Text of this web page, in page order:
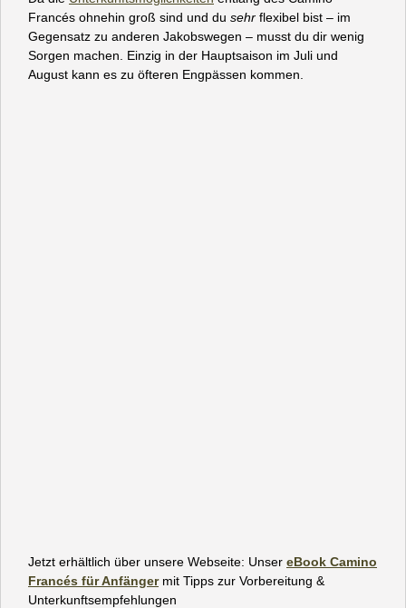
Francés ohnehin groß sind und du sehr flexibel bist – im
Gegensatz zu anderen Jakobswegen – musst du dir wenig
Sorgen machen. Einzig in der Hauptsaison im Juli und
August kann es zu öfteren Engpässen kommen.
Jetzt erhältlich über unsere Webseite: Unser eBook Camino
Francés für Anfängermit Tipps zur Vorbereitung &
Unterkunftsempfehlungen